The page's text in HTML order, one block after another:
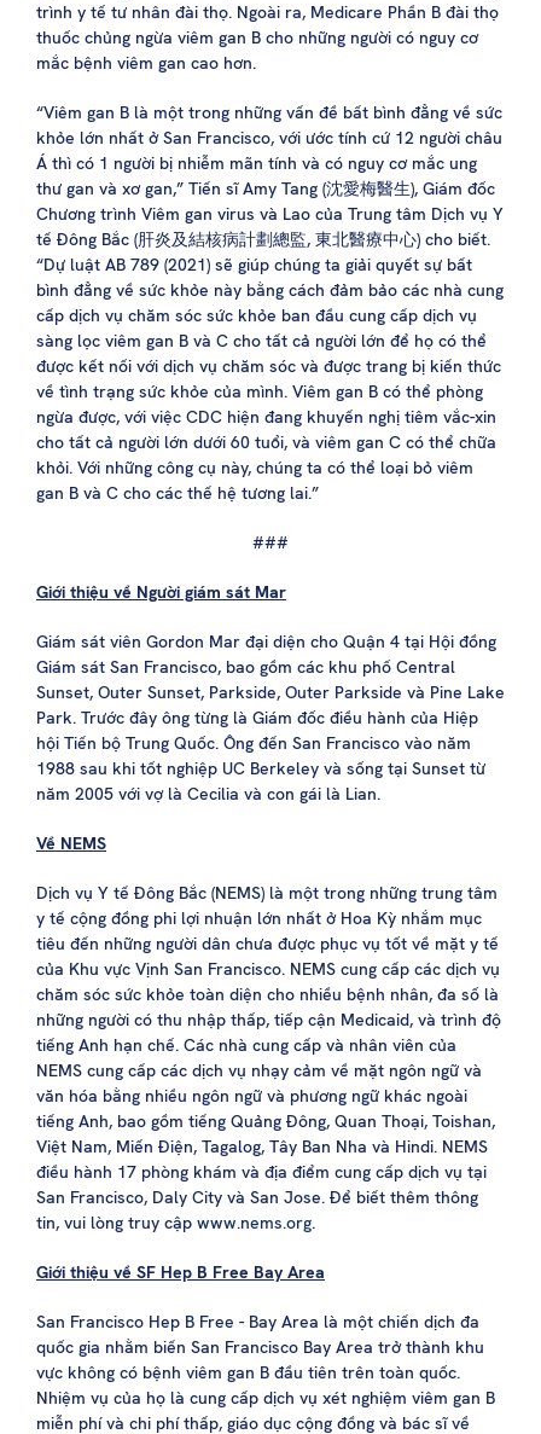
trình y tế tư nhân đài thọ. Ngoài ra, Medicare Phần B đài thọ
thuốc chủng ngừa viêm gan B cho những người có nguy cơ
mắc bệnh viêm gan cao hơn.
“Viêm gan B là một trong những vấn đề bất bình đẳng về sức
khỏe lớn nhất ở San Francisco, với ước tính cứ 12 người châu
Á thì có 1 người bị nhiễm mãn tính và có nguy cơ mắc ung
thư gan và xơ gan,” Tiến sĩ Amy Tang (沈愛梅醫生), Giám đốc
Chương trình Viêm gan virus và Lao của Trung tâm Dịch vụ Y
tế Đông Bắc (肝炎及結核病計劃總監, 東北醫療中心) cho biết.
“Dự luật AB 789 (2021) sẽ giúp chúng ta giải quyết sự bất
bình đẳng về sức khỏe này bằng cách đảm bảo các nhà cung
cấp dịch vụ chăm sóc sức khỏe ban đầu cung cấp dịch vụ
sàng lọc viêm gan B và C cho tất cả người lớn để họ có thể
được kết nối với dịch vụ chăm sóc và được trang bị kiến thức
về tình trạng sức khỏe của mình. Viêm gan B có thể phòng
ngừa được, với việc CDC hiện đang khuyến nghị tiêm vắc-xin
cho tất cả người lớn dưới 60 tuổi, và viêm gan C có thể chữa
khỏi. Với những công cụ này, chúng ta có thể loại bỏ viêm
gan B và C cho các thế hệ tương lai.”
###
Giới thiệu về Người giám sát Mar
Giám sát viên Gordon Mar đại diện cho Quận 4 tại Hội đồng
Giám sát San Francisco, bao gồm các khu phố Central
Sunset, Outer Sunset, Parkside, Outer Parkside và Pine Lake
Park. Trước đây ông từng là Giám đốc điều hành của Hiệp
hội Tiến bộ Trung Quốc. Ông đến San Francisco vào năm
1988 sau khi tốt nghiệp UC Berkeley và sống tại Sunset từ
năm 2005 với vợ là Cecilia và con gái là Lian.
Về NEMS
Dịch vụ Y tế Đông Bắc (NEMS) là một trong những trung tâm
y tế cộng đồng phi lợi nhuận lớn nhất ở Hoa Kỳ nhắm mục
tiêu đến những người dân chưa được phục vụ tốt về mặt y tế
của Khu vực Vịnh San Francisco. NEMS cung cấp các dịch vụ
chăm sóc sức khỏe toàn diện cho nhiều bệnh nhân, đa số là
những người có thu nhập thấp, tiếp cận Medicaid, và trình độ
tiếng Anh hạn chế. Các nhà cung cấp và nhân viên của
NEMS cung cấp các dịch vụ nhạy cảm về mặt ngôn ngữ và
văn hóa bằng nhiều ngôn ngữ và phương ngữ khác ngoài
tiếng Anh, bao gồm tiếng Quảng Đông, Quan Thoại, Toishan,
Việt Nam, Miến Điện, Tagalog, Tây Ban Nha và Hindi. NEMS
điều hành 17 phòng khám và địa điểm cung cấp dịch vụ tại
San Francisco, Daly City và San Jose. Để biết thêm thông
tin, vui lòng truy cập www.nems.org.
Giới thiệu về SF Hep B Free Bay Area
San Francisco Hep B Free - Bay Area là một chiến dịch đa
quốc gia nhằm biến San Francisco Bay Area trở thành khu
vực không có bệnh viêm gan B đầu tiên trên toàn quốc.
Nhiệm vụ của họ là cung cấp dịch vụ xét nghiệm viêm gan B
miễn phí và chi phí thấp, giáo dục cộng đồng và bác sĩ về